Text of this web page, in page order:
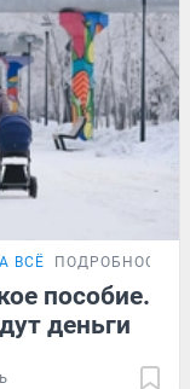
ВСЁ ПОДРОБНОСТИ
пособие.
деньги